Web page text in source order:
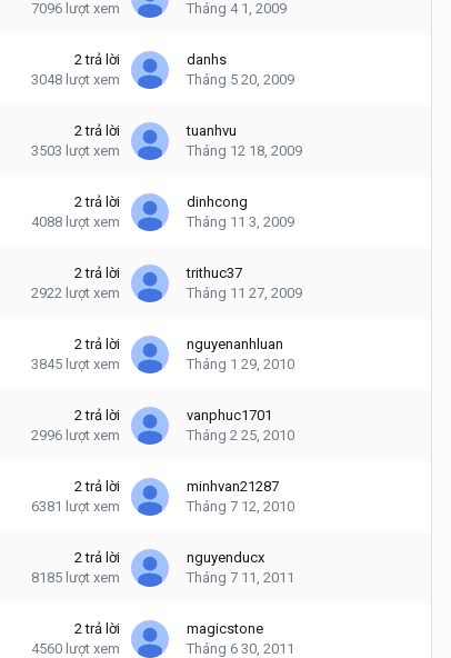
7096 lượt xem Tháng 4 1, 2009
2 trả lời
3048 lượt xem
danhs
Tháng 5 20, 2009
2 trả lời
3503 lượt xem
tuanhvu
Tháng 12 18, 2009
2 trả lời
4088 lượt xem
dinhcong
Tháng 11 3, 2009
2 trả lời
2922 lượt xem
trithuc37
Tháng 11 27, 2009
2 trả lời
3845 lượt xem
nguyenanhluan
Tháng 1 29, 2010
2 trả lời
2996 lượt xem
vanphuc1701
Tháng 2 25, 2010
2 trả lời
6381 lượt xem
minhvan21287
Tháng 7 12, 2010
2 trả lời
8185 lượt xem
nguyenducx
Tháng 7 11, 2011
2 trả lời
4560 lượt xem
magicstone
Tháng 6 30, 2011